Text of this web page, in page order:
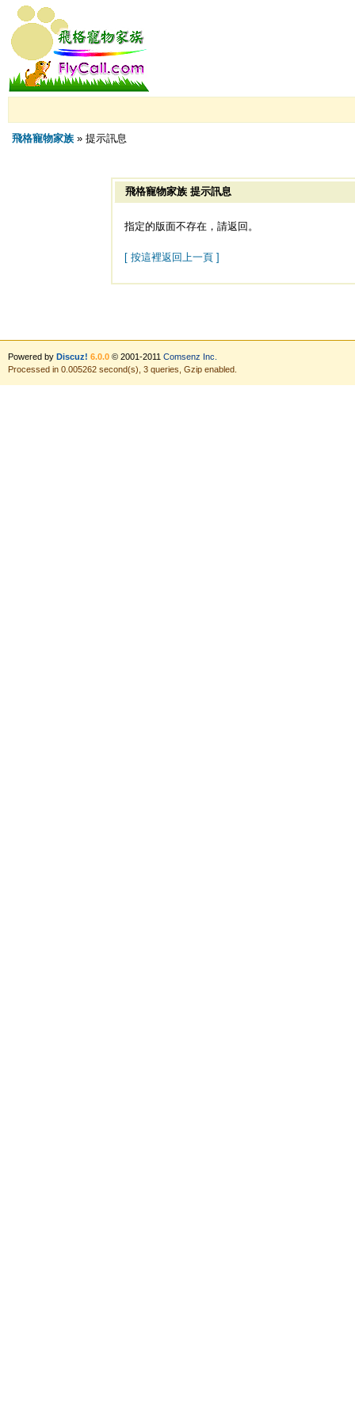
飛格寵物家族» 提示訊息
飛格寵物家族 提示訊息
指定的版面不存在，請返回。
[ 按這裡返回上一頁 ]
Powered by Discuz! 6.0.0© 2001-2011 Comsenz Inc.
Processed in 0.005262 second(s), 3 queries, Gzip enabled.